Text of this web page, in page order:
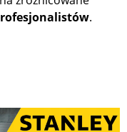
.